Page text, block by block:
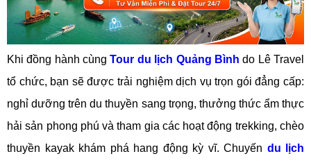
Khi đồng hành cùngTour du lịch Quảng Bình do Lê Travel
tổ chức, bạn sẽ được trải nghiệm dịch vụ trọn gói đẳng cấp:
nghỉ dưỡng trên du thuyền sang trọng, thưởng thức ẩm thực
hải sản phong phú và tham gia các hoạt động trekking, chèo
thuyền kayak khám phá hang động kỳ vĩ. Chuyến du lịch